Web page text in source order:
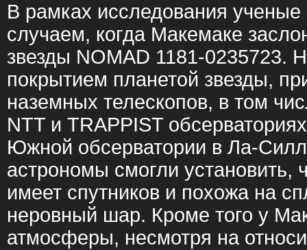
В рамках исследования ученые
случаем, когда Макемаке
звезды NOMAD 1181-0235723.
покрытием планетой звезды,
наземных телескопов, в том
NTT и TRAPPIST
Южной обсерватории в Ла-
астрономы смогли установить,
имеет спутников и похожа на
неровный шар. Кроме того у
атмосферы, несмотря на